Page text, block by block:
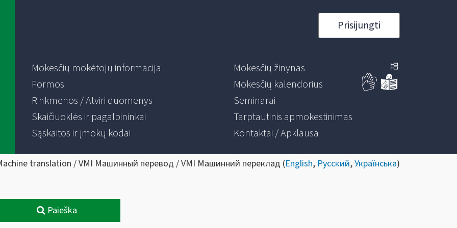
Prisijungti
Mokesčių mokėtojų informacija
Formos
Rinkmenos / Atviri duomenys
Skaičiuoklės ir pagalbininkai
Sąskaitos ir įmokų kodai
Mokesčių žinynas
Mokesčių kalendorius
Seminarai
Tarptautinis apmokestinimas
Kontaktai / Apklausa
translation / VMI Машинный перевод / VMI Машинний переклад (English, Русский,Українська)
Paieška